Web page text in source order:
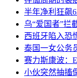
半年净利狂飙
乌“爱国者”拦
西班牙陷入恐
泰国一女公务
赛力斯康波：
小伙突然抽搐